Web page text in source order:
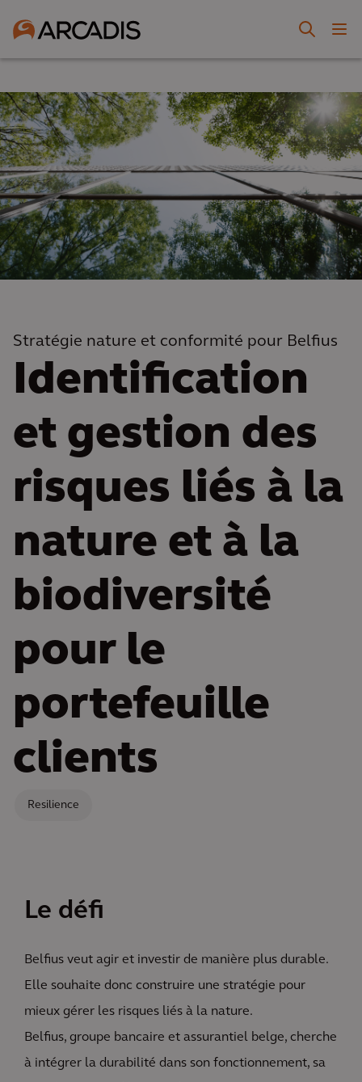
Stratégie nature et conformité pour Belfius
Identification
et gestion des
risques liés à la
nature et à la
biodiversité
pour le
portefeuille
clients
Resilience
Le défi
Belfius veut agir et investir de manière plus durable.
Elle souhaite donc construire une stratégie pour
mieux gérer les risques liés à la nature.
Belfius, groupe bancaire et assurantiel belge, cherche
à intégrer la durabilité dans son fonctionnement, sa